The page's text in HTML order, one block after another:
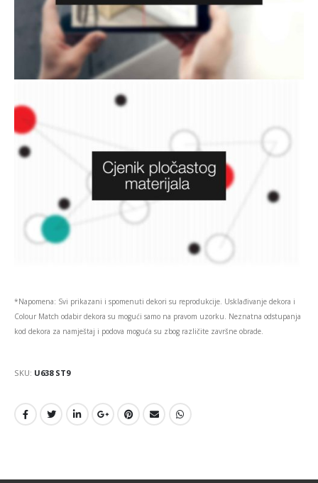
*Napomena: Svi prikazani i spomenuti dekori su reprodukcije. Usklađivanje dekora i
Colour Match odabir dekora su mogući samo na pravom uzorku. Neznatna odstupanja
kod dekora za namještaj i podova moguća su zbog različite završne obrade.
SKU: U638 ST9